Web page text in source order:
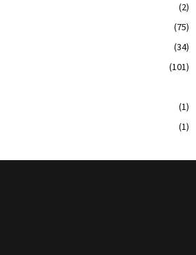
(2)
(75)
(34)
(101)
(1)
(1)